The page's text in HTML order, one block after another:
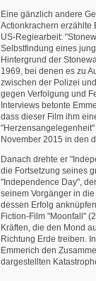
Eine gänzlich andere
Actionkrachern erzählte
US-Regiearbeit:
Selbstfindung eines
Hintergrund der
1969, bei denen es zu
zwischen der Polizei
gegen Verfolgung und
Interviews betonte
dass dieser Film ihm
November 2015 in den
Danach drehte er
die Fortsetzung seines
"Independence Day",
seinem Vorgänger in
dessen Erfolg
Fiction-Film "Moonfall"
Kräften, die den Mond
Richtung Erde treiben.
Emmerich den
dargestellten